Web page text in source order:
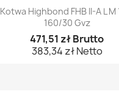
Szybki podgląd
Kotwa Highbond FHB II-A L M
160/30 Gvz
471,51 zł Brutto
383,34 zł Netto